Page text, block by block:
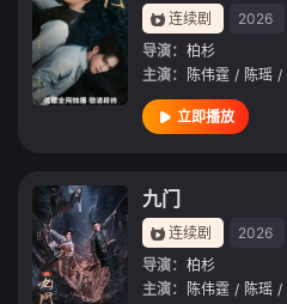
连续剧 2026
导演： 柏杉
主演：
陈伟霆 / 陈瑶 /
立即播放
九门
连续剧 2026
导演： 柏杉
主演：
陈伟霆 / 陈瑶 /